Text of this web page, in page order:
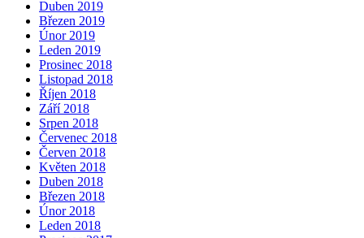
Duben 2019
Březen 2019
Únor 2019
Leden 2019
Prosinec 2018
Listopad 2018
Říjen 2018
Září 2018
Srpen 2018
Červenec 2018
Červen 2018
Květen 2018
Duben 2018
Březen 2018
Únor 2018
Leden 2018